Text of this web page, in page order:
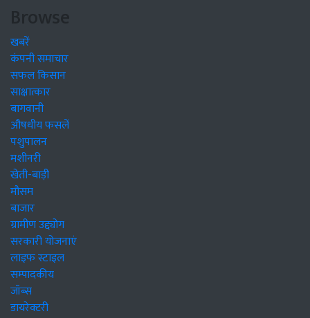
Browse
खबरें
कंपनी समाचार
सफल किसान
साक्षात्कार
बागवानी
औषधीय फसलें
पशुपालन
मशीनरी
खेती-बाड़ी
मौसम
बाजार
ग्रामीण उद्द्योग
सरकारी योजनाएं
लाइफ स्टाइल
सम्पादकीय
जॉब्स
डायरेक्टरी